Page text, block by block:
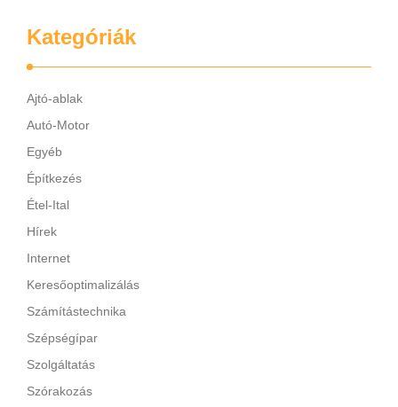
Kategóriák
Ajtó-ablak
Autó-Motor
Egyéb
Építkezés
Étel-Ital
Hírek
Internet
Keresőoptimalizálás
Számítástechnika
Szépségípar
Szolgáltatás
Szórakozás